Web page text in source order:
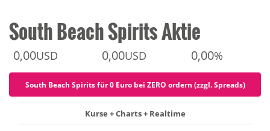
South Beach Spirits Aktie
0,00USD 0,00USD 0,00%
South Beach Spirits für 0 Euro bei ZERO ordern (zzgl. Spreads)
Kurse + Charts + Realtime